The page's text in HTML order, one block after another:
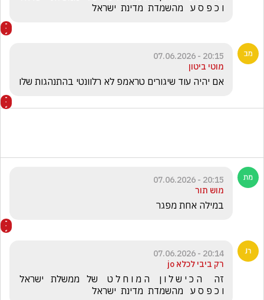
ו כ פ ס ע   מהשמדת  מדינת  ישראל
20:15 - 07.06.2026
מוטי ביטון
אם יהיה עוד שיגורים טראמפ לא רלוונטי בהתנהגות שלו
20:15 - 07.06.2026
מוש תור
במילה אחת מפגר
20:14 - 07.06.2026
רק ביבי לכלא jo
ו כ פ ס ע   מהשמדת  מדינת  ישראל